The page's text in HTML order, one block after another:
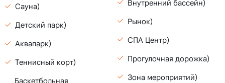
Сауна)
Детский парк)
Аквапарк)
Теннисный корт)
Баскетбольная
Внутренний бассейн)
Рынок)
СПА Центр)
Прогулочная дорожка)
Зона мероприятий)